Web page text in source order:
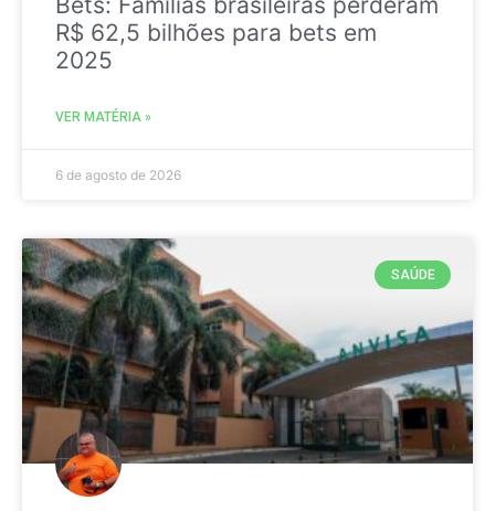
R$ 62,5 bilhões para bets em
2025
VER MATÉRIA »
6 de agosto de 2026
SAÚDE